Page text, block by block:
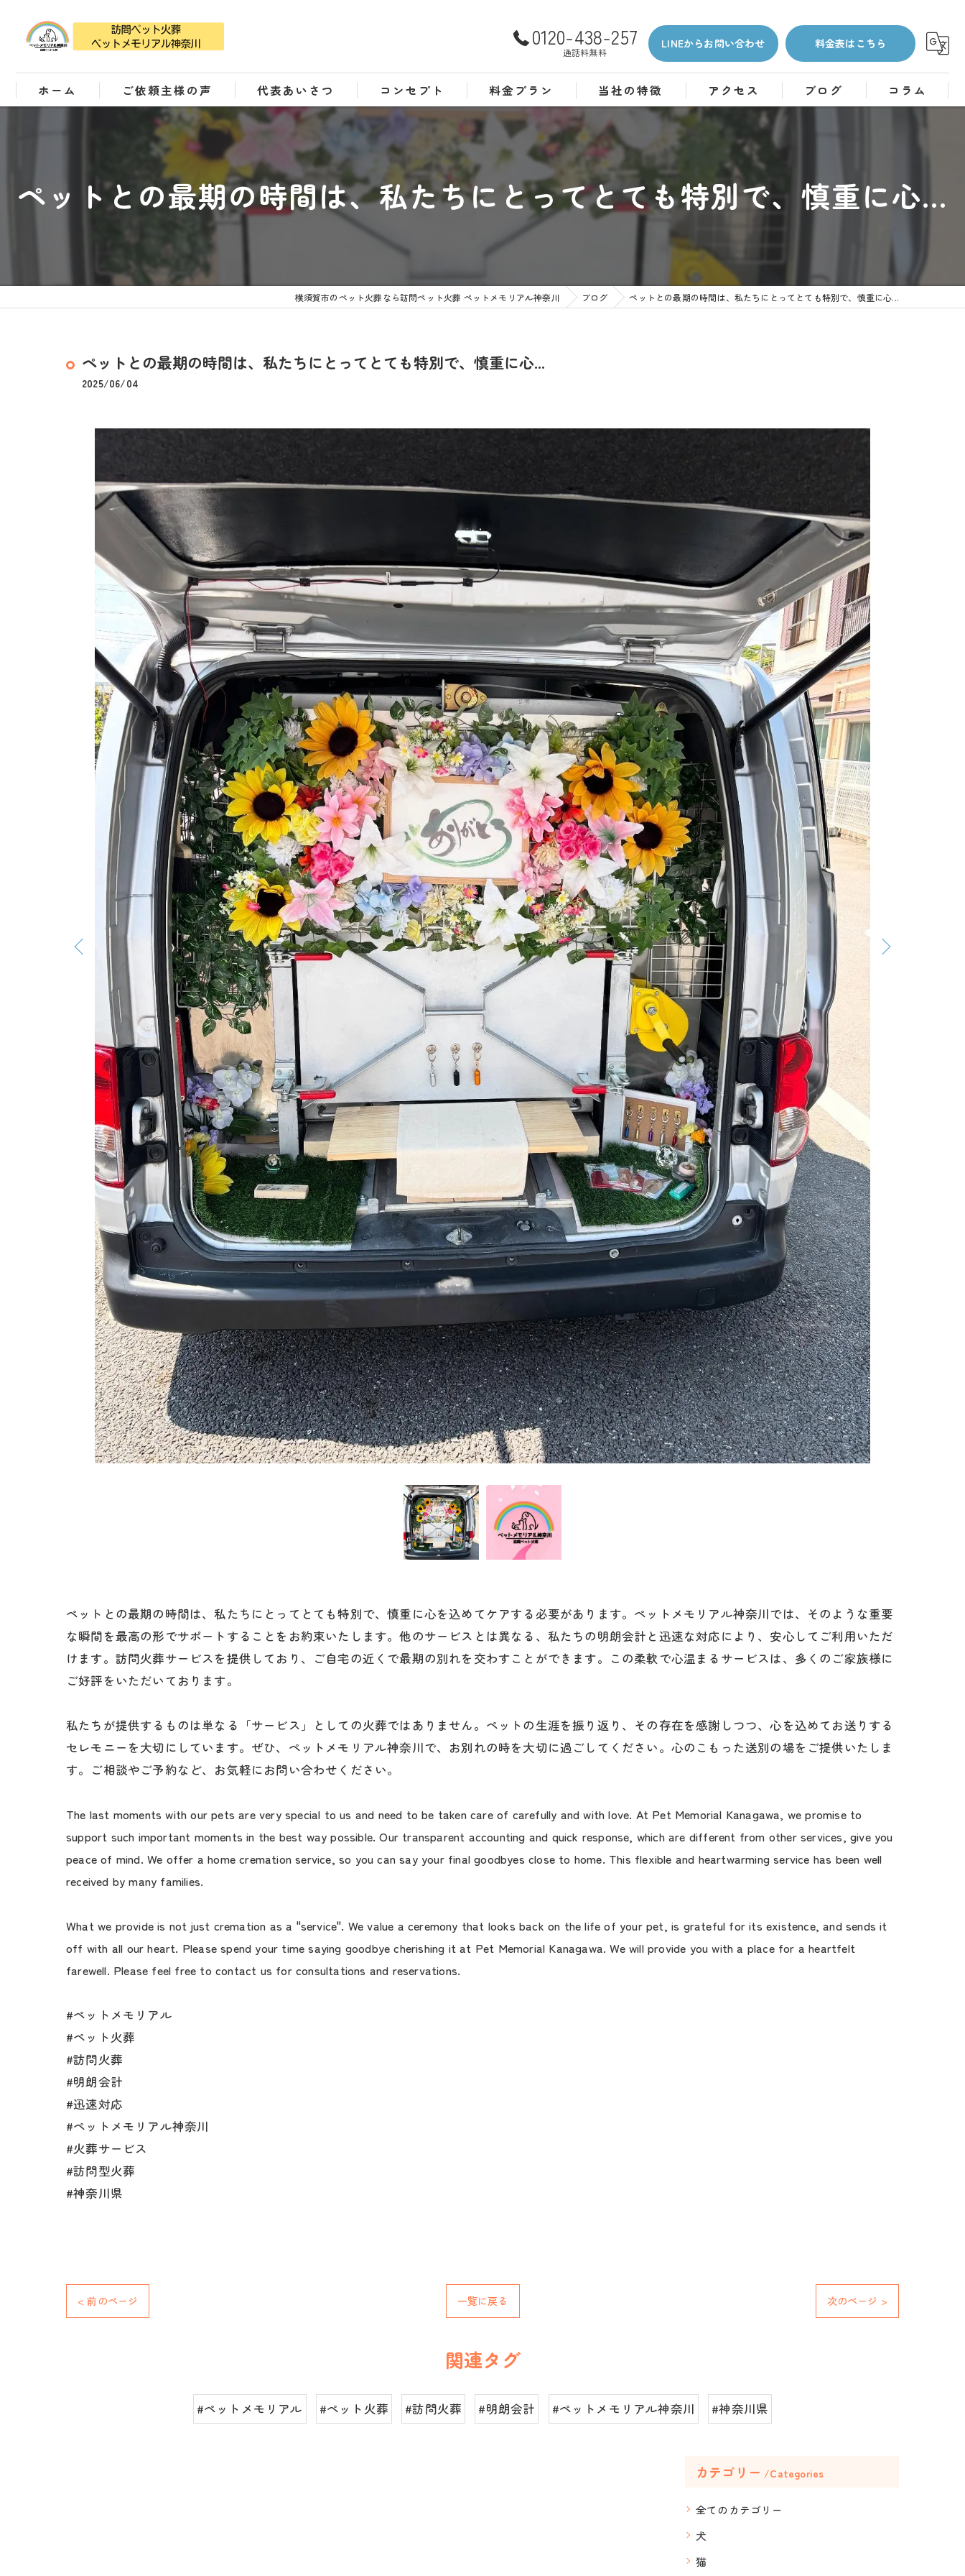
0120-438-257
通話料無料
LINEからお問い合わせ 料金表はこちら
ホーム ご依頼主様の声 代表あいさつ コンセプト
よくある質問
料金プラン 当社の特徴
犬
訪問
アクセス ブログ コラム
ペットとの最期の時間は、私たちにとってとても特別で、慎重に心...
横須賀市のペット火葬なら訪問ペット火葬 ペットメモリアル神奈川 ブログ ペットとの最期の時間は、私たちにとってとても特別で、慎重に心...
ペットとの最期の時間は、私たちにとってとても特別で、慎重に心...
2025/06/04
ペットとの最期の時間は、私たちにとってとても特別で、慎重に心を込めてケアする必要があります。ペットメモリアル神奈川では、そのような重要
な瞬間を最高の形でサポートすることをお約束いたします。他のサービスとは異なる、私たちの明朗会計と迅速な対応により、安心してご利用いただ
けます。訪問火葬サービスを提供しており、ご自宅の近くで最期の別れを交わすことができます。この柔軟で心温まるサービスは、多くのご家族様に
ご好評をいただいております。
私たちが提供するものは単なる「サービス」としての火葬ではありません。ペットの生涯を振り返り、その存在を感謝しつつ、心を込めてお送りする
セレモニーを大切にしています。ぜひ、ペットメモリアル神奈川で、お別れの時を大切に過ごしてください。心のこもった送別の場をご提供いたしま
す。ご相談やご予約など、お気軽にお問い合わせください。
The last moments with our pets are very special to us and need to be taken care of carefully and with love. At Pet Memorial Kanagawa, we promise to
support such important moments in the best way possible. Our transparent accounting and quick response, which are different from other services, give you
peace of mind. We offer a home cremation service, so you can say your final goodbyes close to home. This flexible and heartwarming service has been well
received by many families.
What we provide is not just cremation as a "service". We value a ceremony that looks back on the life of your pet, is grateful for its existence, and sends it
off with all our heart. Please spend your time saying goodbye cherishing it at Pet Memorial Kanagawa. We will provide you with a place for a heartfelt
farewell. Please feel free to contact us for consultations and reservations.
#ペットメモリアル
#ペット火葬
#訪問火葬
#明朗会計
#迅速対応
#ペットメモリアル神奈川
#火葬サービス
#訪問型火葬
#神奈川県
< 前のページ 一覧に戻る 次のページ >
関連タグ
#ペットメモリアル #ペット火葬 #訪問火葬 #明朗会計 #ペットメモリアル神奈川 #神奈川県
カテゴリー Categories
全てのカテゴリー
犬
猫